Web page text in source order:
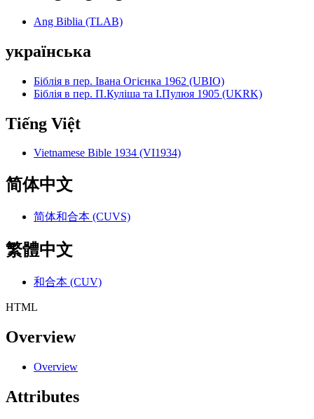
Ang Biblia (TLAB)
українська
Біблія в пер. Івана Огієнка 1962 (UBIO)
Біблія в пер. П.Куліша та І.Пулюя 1905 (UKRK)
Tiếng Việt
Vietnamese Bible 1934 (VI1934)
简体中文
简体和合本 (CUVS)
繁體中文
和合本 (CUV)
HTML
Overview
Overview
Attributes